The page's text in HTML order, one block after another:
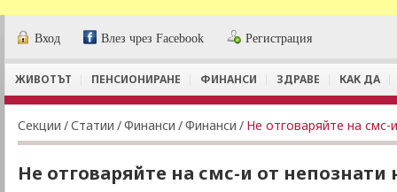
Вход Влез чрез Facebook Регистрация
ЖИВОТЪТ ПЕНСИОНИРАНЕ ФИНАНСИ ЗДРАВЕ КАК ДА
Секции /Статии /Финанси /Финанси / Не отговаряйте на
Не отговаряйте на смс-и от непознати